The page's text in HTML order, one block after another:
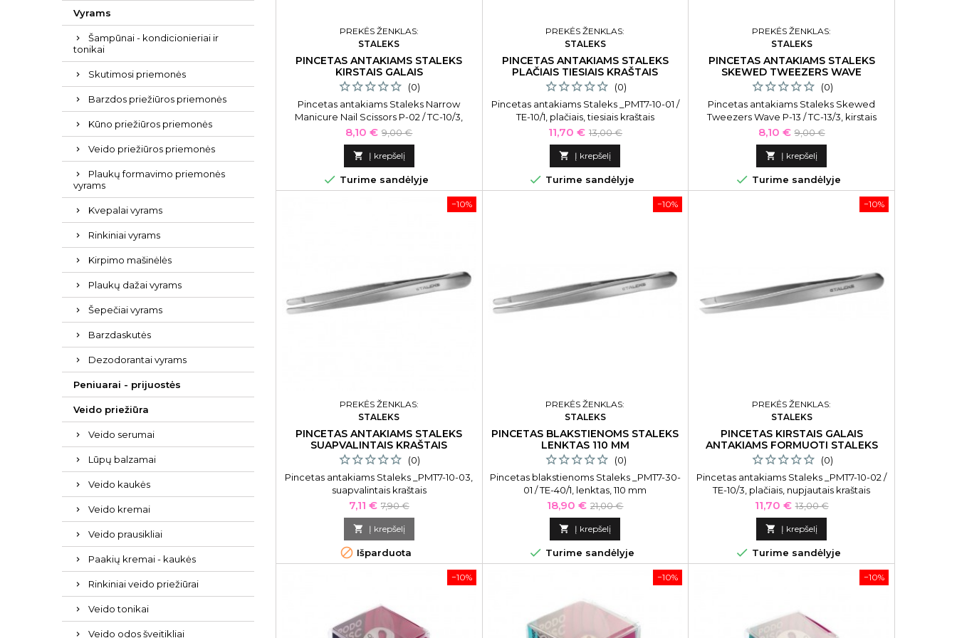
Vyrams
Šampūnai - kondicionieriai ir
tonikai
Skutimosi priemonės
Barzdos priežiūros priemonės
Kūno priežiūros priemonės
Veido priežiūros priemonės
Plaukų formavimo priemonės
vyrams
Kvepalai vyrams
Rinkiniai vyrams
Kirpimo mašinėlės
Plaukų dažai vyrams
Šepečiai vyrams
Barzdaskutės
Dezodorantai vyrams
Peniuarai - prijuostės
Veido priežiūra
Veido serumai
Lūpų balzamai
Veido kaukės
Veido kremai
Veido prausikliai
Paakių kremai - kaukės
Rinkiniai veido priežiūrai
Veido tonikai
Veido odos šveitikliai
PREKĖS ŽENKLAS:
STALEKS
PINCETAS ANTAKIAMS STALEKS
KIRSTAIS GALAIS
(0)
Pincetas antakiams Staleks Narrow
Manicure Nail Scissors P-02 / TC-10/3,
kirstais galais
Kaina
8,10 € Bazinė
kaina
9,00 €
 Į krepšelį
 Turime sandėlyje
PREKĖS ŽENKLAS:
STALEKS
PINCETAS ANTAKIAMS STALEKS
PLAČIAIS TIESIAIS KRAŠTAIS
(0)
Pincetas antakiams Staleks _PMT7-10-01 /
TE-10/1, plačiais, tiesiais kraštais
Kaina
11,70 € Bazinė
kaina
13,00 €
 Į krepšelį
 Turime sandėlyje
PREKĖS ŽENKLAS:
STALEKS
PINCETAS ANTAKIAMS STALEKS
SKEWED TWEEZERS WAVE
(0)
Pincetas antakiams Staleks Skewed
Tweezers Wave P-13 / TC-13/3, kirstais
galais, lenktu korpusu
Kaina
8,10 € Bazinė
kaina
9,00 €
 Į krepšelį
 Turime sandėlyje
−10%
PREKĖS ŽENKLAS:
STALEKS
PINCETAS ANTAKIAMS STALEKS
SUAPVALINTAIS KRAŠTAIS
(0)
Pincetas antakiams Staleks _PMT7-10-03,
suapvalintais kraštais
Kaina
7,11 € Bazinė
kaina
7,90 €
 Į krepšelį
 Išparduota
−10%
PREKĖS ŽENKLAS:
STALEKS
PINCETAS BLAKSTIENOMS STALEKS
LENKTAS 110 MM
(0)
Pincetas blakstienoms Staleks _PMT7-30-
01 / TE-40/1, lenktas, 110 mm
Kaina
18,90 € Bazinė
kaina
21,00 €
 Į krepšelį
 Turime sandėlyje
−10%
PREKĖS ŽENKLAS:
STALEKS
PINCETAS KIRSTAIS GALAIS
ANTAKIAMS FORMUOTI STALEKS
(0)
Pincetas antakiams Staleks _PMT7-10-02 /
TE-10/3, plačiais, nupjautais kraštais
Kaina
11,70 € Bazinė
kaina
13,00 €
 Į krepšelį
 Turime sandėlyje
−10% −10% −10%